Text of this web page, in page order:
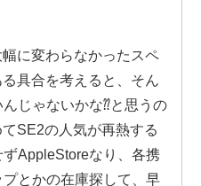
に変わらなかったスペ
具合を考えると、そん
じゃないかな⁇と思うの
SE2の人気が再熱する
AppleStoreなり、各携
とかの在庫探して、早